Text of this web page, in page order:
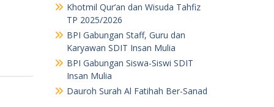
Khotmil Qur’an dan Wisuda Tahfiz
TP 2025/2026
BPI Gabungan Staff, Guru dan
Karyawan SDIT Insan Mulia
BPI Gabungan Siswa-Siswi SDIT
Insan Mulia
Dauroh Surah Al Fatihah Ber-Sanad